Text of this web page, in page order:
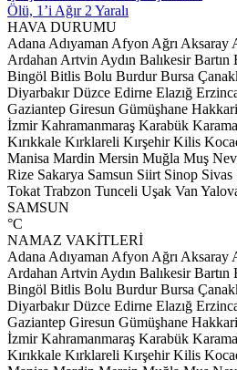
HAVA DURUMU
Adana Adıyaman Afyon Ağrı Aksaray
Ardahan Artvin Aydın Balıkesir Bartın
Bingöl Bitlis Bolu Burdur Bursa
Diyarbakır Düzce Edirne Elazığ
Gaziantep Giresun Gümüşhane Hakkari
İzmir Kahramanmaraş Karabük
Kırıkkale Kırklareli Kırşehir Kilis
Manisa Mardin Mersin Muğla Muş
Rize Sakarya Samsun Siirt Sinop Sivas
Tokat Trabzon Tunceli Uşak Van
SAMSUN
°C
NAMAZ VAKİTLERİ
Adana Adıyaman Afyon Ağrı Aksaray
Ardahan Artvin Aydın Balıkesir Bartın
Bingöl Bitlis Bolu Burdur Bursa
Diyarbakır Düzce Edirne Elazığ
Gaziantep Giresun Gümüşhane Hakkari
İzmir Kahramanmaraş Karabük
Kırıkkale Kırklareli Kırşehir Kilis